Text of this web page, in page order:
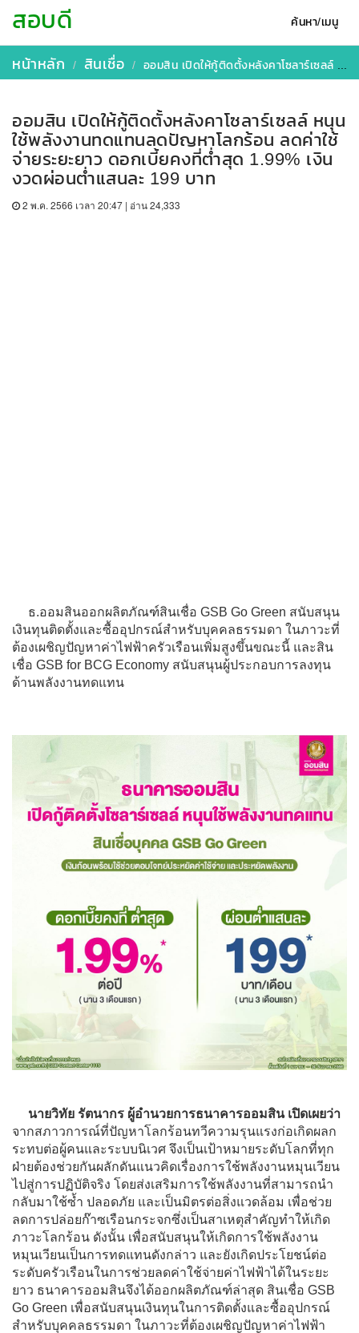
ค้นหา/เมนู
สอบดี
หน้าหลัก สินเชื่อ ออมสิน เปิดให้กู้ติดตั้งหลังคาโซลาร์เซลล์ หนุนใช้พลังงานทดแทนลดปัญหาโลกร้อน ลดค่าใช้จ่ายระยะยาว ดอกเบี้ยคงที่ต่ำสุด 1.99% เงินงวดผ่อนต่ำแสนละ 199 บาท
ออมสิน เปิดให้กู้ติดตั้งหลังคาโซลาร์เซลล์ หนุน
ใช้พลังงานทดแทนลดปัญหาโลกร้อน ลดค่าใช้
จ่ายระยะยาว ดอกเบี้ยคงที่ต่ำสุด 1.99% เงิน
งวดผ่อนต่ำแสนละ 199 บาท
2 พ.ค. 2566 เวลา 20:47 | อ่าน 24,333
ธ.ออมสินออกผลิตภัณฑ์สินเชื่อ GSB Go Green สนับสนุน
เงินทุนติดตั้งและซื้ออุปกรณ์สำหรับบุคคลธรรมดา ในภาวะที่
ต้องเผชิญปัญหาค่าไฟฟ้าครัวเรือนเพิ่มสูงขึ้นขณะนี้ และสิน
เชื่อ GSB for BCG Economy สนับสนุนผู้ประกอบการลงทุน
ด้านพลังงานทดแทน
นายวิทัย รัตนากร ผู้อำนวยการธนาคารออมสิน เปิดเผยว่า
จากสภาวการณ์ที่ปัญหาโลกร้อนทวีความรุนแรงก่อเกิดผลก
ระทบต่อผู้คนและระบบนิเวศ จึงเป็นเป้าหมายระดับโลกที่ทุก
ฝ่ายต้องช่วยกันผลักดันแนวคิดเรื่องการใช้พลังงานหมุนเวียน
ไปสู่การปฏิบัติจริง โดยส่งเสริมการใช้พลังงานที่สามารถนำ
กลับมาใช้ซ้ำ ปลอดภัย และเป็นมิตรต่อสิ่งแวดล้อม เพื่อช่วย
ลดการปล่อยก๊าซเรือนกระจกซึ่งเป็นสาเหตุสำคัญทำให้เกิด
ภาวะโลกร้อน ดังนั้น เพื่อสนับสนุนให้เกิดการใช้พลังงาน
หมุนเวียนเป็นการทดแทนดังกล่าว และยังเกิดประโยชน์ต่อ
ระดับครัวเรือนในการช่วยลดค่าใช้จ่ายค่าไฟฟ้าได้ในระยะ
ยาว ธนาคารออมสินจึงได้ออกผลิตภัณฑ์ล่าสุด สินเชื่อ GSB
Go Green เพื่อสนับสนุนเงินทุนในการติดตั้งและซื้ออุปกรณ์
สำหรับบุคคลธรรมดา ในภาวะที่ต้องเผชิญปัญหาค่าไฟฟ้า